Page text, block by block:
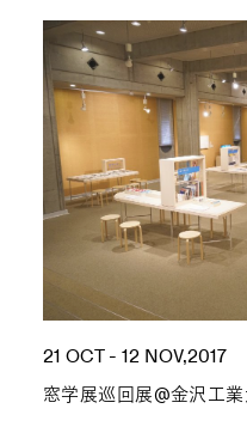
21 OCT - 12 NOV,2017
窓学展巡回展@金沢工